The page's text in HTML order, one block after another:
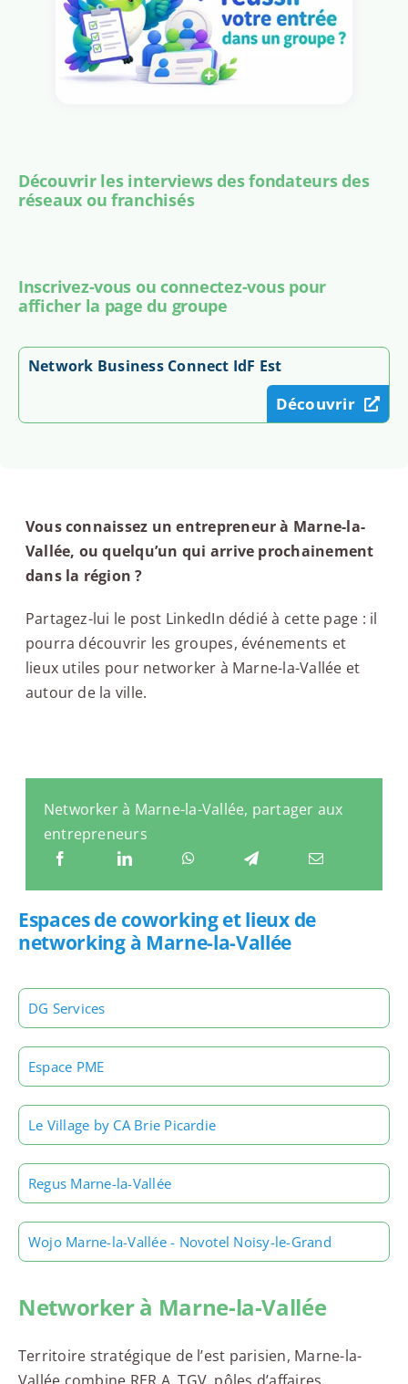
Découvrir les interviews des fondateurs des
réseaux ou franchisés
Inscrivez-vous ou connectez-vous pour
afficher la page du groupe
Network Business Connect IdF Est
Découvrir
Vous connaissez un entrepreneur à Marne-la-
Vallée, ou quelqu’un qui arrive prochainement
dans la région ?
Partagez-lui le post LinkedIn dédié à cette page : il
pourra découvrir les groupes, événements et
lieux utiles pour networker à Marne-la-Vallée et
autour de la ville.
Networker à Marne-la-Vallée, partager aux
entrepreneurs
Espaces de coworking et lieux de
networking à Marne-la-Vallée
DG Services
Espace PME
Le Village by CA Brie Picardie
Regus Marne-la-Vallée
Wojo Marne-la-Vallée - Novotel Noisy-le-Grand
Networker à Marne-la-Vallée
Territoire stratégique de l’est parisien, Marne-la-